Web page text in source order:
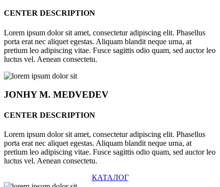
CENTER DESCRIPTION
Lorem ipsum dolor sit amet, consectetur adipiscing elit. Phasellus
porta erat nec aliquet egestas. Aliquam blandit neque urna, at
pretium leo adipiscing vitae. Fusce sagittis odio quam, sed auctor leo
luctus vel. Aenean consectetu.
JONHYM. MEDVEDEV
CENTER DESCRIPTION
Lorem ipsum dolor sit amet, consectetur adipiscing elit. Phasellus
porta erat nec aliquet egestas. Aliquam blandit neque urna, at
pretium leo adipiscing vitae. Fusce sagittis odio quam, sed auctor leo
luctus vel. Aenean consectetu.
КАТАЛОГ